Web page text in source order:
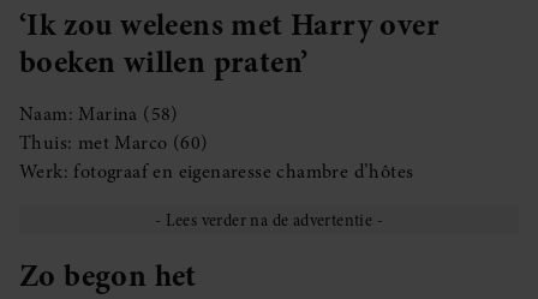
‘Ik zou weleens met Harry over
boeken willen praten’
Naam: Marina (58)
Thuis: met Marco (60)
Werk: fotograaf en eigenaresse chambre d’hôtes
Zo begon het